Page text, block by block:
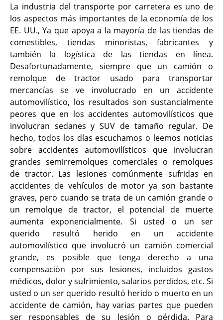
La industria del transporte por carretera es uno de
los aspectos más importantes de la economía de los
EE. UU., Ya que apoya a la mayoría de las tiendas de
comestibles, tiendas minoristas, fabricantes y
también la logística de las tiendas en línea.
Desafortunadamente, siempre que un camión o
remolque de tractor usado para transportar
mercancías se ve involucrado en un accidente
automovilístico, los resultados son sustancialmente
peores que en los accidentes automovilísticos que
involucran sedanes y SUV de tamaño regular. De
hecho, todos los días escuchamos o leemos noticias
sobre accidentes automovilísticos que involucran
grandes semirremolques comerciales o remolques
de tractor. Las lesiones comúnmente sufridas en
accidentes de vehículos de motor ya son bastante
graves, pero cuando se trata de un camión grande o
un remolque de tractor, el potencial de muerte
aumenta exponencialmente. Si usted o un ser
querido resultó herido en un accidente
automovilístico que involucró un camión comercial
grande, es posible que tenga derecho a una
compensación por sus lesiones, incluidos gastos
médicos, dolor y sufrimiento, salarios perdidos, etc. Si
usted o un ser querido resultó herido o muerto en un
accidente de camión, hay varias partes que pueden
ser responsables de su lesión o pérdida. Para